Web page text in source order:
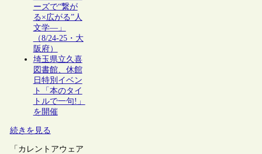
ーズで“繋が
る×広がる”人
文学―」
（8/24-25・大
阪府）
埼玉県立久喜
図書館、休館
日特別イベン
ト「本のタイ
トルで一句!」
を開催
続きを見る
「カレントアウェア